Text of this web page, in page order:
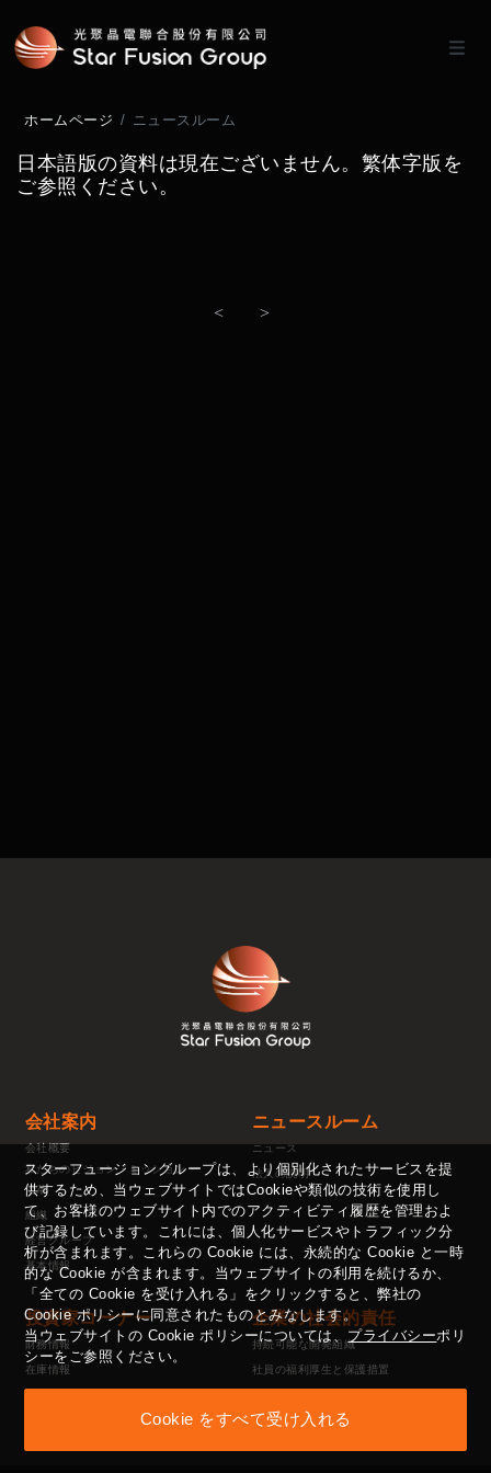
ホームページ ニュースルーム
日本語版の資料は現在ございません。繁体字版を
ご参照ください。
スターフュージョングループは、より個別化されたサービスを提
供するため、当ウェブサイトではCookieや類似の技術を使用し
て、お客様のウェブサイト内でのアクティビティ履歴を管理およ
び記録しています。これには、個人化サービスやトラフィック分
析が含まれます。これらの Cookie には、永続的な Cookie と一時
的な Cookie が含まれます。当ウェブサイトの利用を続けるか、
「全ての Cookie を受け入れる」をクリックすると、弊社の
Cookie ポリシーに同意されたものとみなします。
当ウェブサイトの Cookie ポリシーについては、 プライバシーポリ
シーをご参照ください。
Cookie をすべて受け入れる
会社案内
会社概要
私たちのビジョン・ミッション
沿革
組織
経営グループ
基本情報
ニュースルーム
ニュース
法人の説明
投資家コーナー
財務情報
在庫情報
主要な情報発表
投資家の連絡先ウィンドウ
企業の社会的責任
持続可能な開発組織
社員の福利厚生と保護措置
供給業者管理方針